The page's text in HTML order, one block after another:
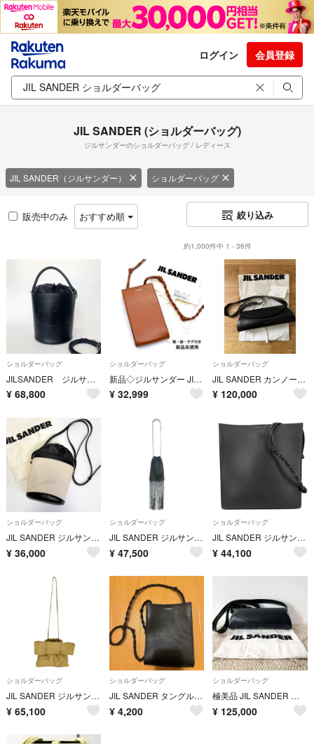
ログイン 会員登録
JIL SANDER (ショルダーバッグ)
ジルサンダーのショルダーバッグ / レディース
JIL SANDER（ジルサンダー） ショルダーバッグ
販売中のみ おすすめ順 絞り込み
約1,000件中 1 - 36件
ショルダーバッグ
JILSANDER ジルサンダー エンボスロゴ 2way バケットバッグ レザー ブラック ハンドバッグ 巾着 【中古】
¥ 68,800
ショルダーバッグ
新品◇ジルサンダー JIL SANDER タングル TANGLE フォンケース スマホショルダー ブラウン 本革 レザー 正規品
¥ 32,999
ショルダーバッグ
JIL SANDER カンノーロ スモール ショルダーバッグ ブラック
¥ 120,000
ショルダーバッグ
JIL SANDER ジルサンダー Taos タオス バケット ミニ ショルダーバッグ クロスボディ
¥ 36,000
ショルダーバッグ
JIL SANDER ジルサンダー ショルダーバッグ 黒 【古着】【中古】【送料無料】
¥ 47,500
ショルダーバッグ
JIL SANDER ジルサンダー ショルダーバッグ タングル ミディアム TANGLE レザー ブラック 黒 シルバー金具 ユニセックス【中古品】
¥ 44,100
ショルダーバッグ
JIL SANDER ジルサンダー ショルダーバッグ ミディアムボウリボンショルダーバッグ 肩掛け 斜め掛け J08WD0026 レザー ベージュ ゴールド金具 レディース【中古品】
¥ 65,100
ショルダーバッグ
JIL SANDER タングル スモール ショルダーバッグ
¥ 4,200
ショルダーバッグ
極美品 JIL SANDER ジルサンダー カンノーロ ショルダーバッグ
¥ 125,000